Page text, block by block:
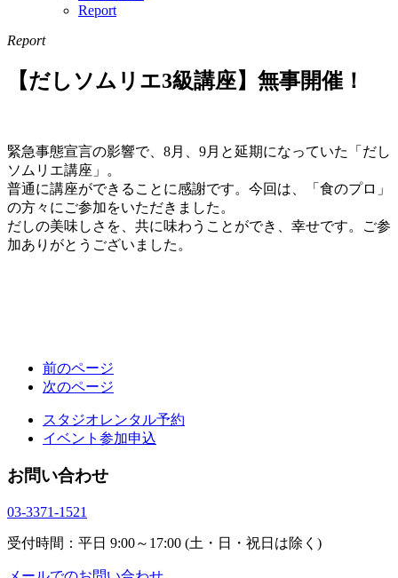
Report
Report
【だしソムリエ3級講座】無事開催！
緊急事態宣言の影響で、8月、9月と延期になっていた「だし
ソムリエ講座」。
普通に講座ができることに感謝です。今回は、「食のプロ」
の方々にご参加をいただきました。
だしの美味しさを、共に味わうことができ、幸せです。ご参
加ありがとうございました。
前のページ
次のページ
スタジオレンタル予約
イベント参加申込
お問い合わせ
03-3371-1521
受付時間：平日 9:00～17:00 (土・日・祝日は除く)